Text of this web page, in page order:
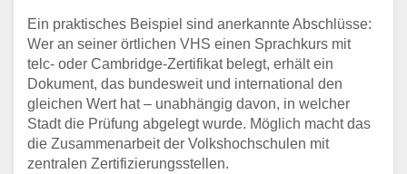
Ein praktisches Beispiel sind anerkannte Abschlüsse:
Wer an seiner örtlichen VHS einen Sprachkurs mit
telc- oder Cambridge-Zertifikat belegt, erhält ein
Dokument, das bundesweit und international den
gleichen Wert hat – unabhängig davon, in welcher
Stadt die Prüfung abgelegt wurde. Möglich macht das
die Zusammenarbeit der Volkshochschulen mit
zentralen Zertifizierungsstellen.